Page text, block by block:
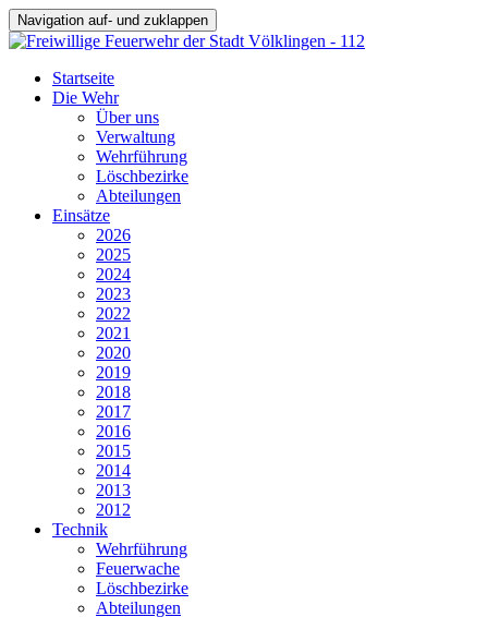
Navigation auf- und zuklappen
Startseite
Die Wehr
Über uns
Verwaltung
Wehrführung
Löschbezirke
Abteilungen
Einsätze
2026
2025
2024
2023
2022
2021
2020
2019
2018
2017
2016
2015
2014
2013
2012
Technik
Wehrführung
Feuerwache
Löschbezirke
Abteilungen